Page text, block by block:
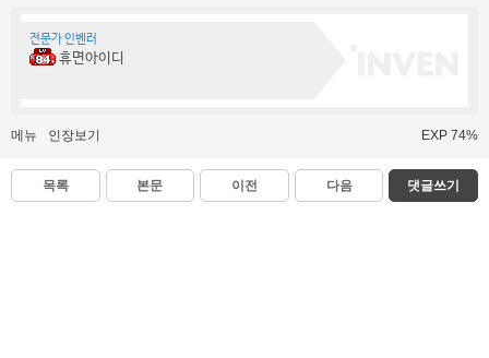
전문가 인벤러
휴면아이디
메뉴 인장보기 EXP 74%
목록 본문 이전 다음 댓글쓰기